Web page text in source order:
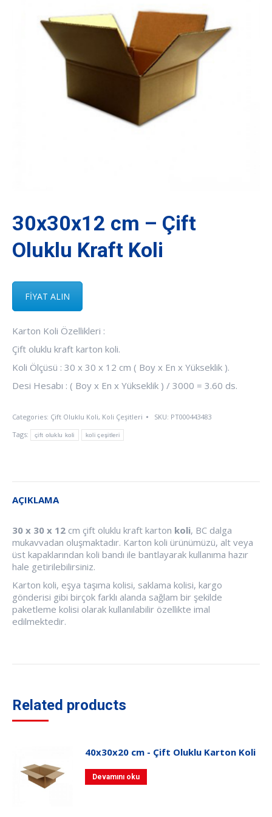
30x30x12 cm – Çift
Oluklu Kraft Koli
FİYAT ALIN
Karton Koli Özellikleri :
Çift oluklu kraft karton koli.
Koli Ölçüsü : 30 x 30 x 12 cm ( Boy x En x Yükseklik ).
Desi Hesabı : ( Boy x En x Yükseklik ) / 3000 = 3.60 ds.
Categories: Çift Oluklu Koli, Koli Çeşitleri SKU: PT000443483
Tags:
çift oluklu koli koli çeşitleri
AÇIKLAMA
30 x 30 x 12 cm çift oluklu kraft karton koli, BC dalga
mukavvadan oluşmaktadır. Karton koli ürünümüzü, alt veya
üst kapaklarından koli bandı ile bantlayarak kullanıma hazır
hale getirilebilirsiniz.
Karton koli, eşya taşıma kolisi, saklama kolisi, kargo
gönderisi gibi birçok farklı alanda sağlam bir şekilde
paketleme kolisi olarak kullanılabilir özellikte imal
edilmektedir.
Related products
40x30x20 cm - Çift Oluklu Karton Koli
Devamını oku